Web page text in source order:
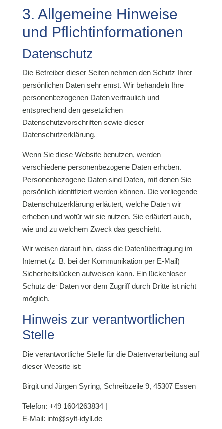
3. Allgemeine Hinweise
und Pflicht­informationen
Datenschutz
Die Betreiber dieser Seiten nehmen den Schutz Ihrer
persönlichen Daten sehr ernst. Wir behandeln Ihre
personenbezogenen Daten vertraulich und
entsprechend den gesetzlichen
Datenschutzvorschriften sowie dieser
Datenschutzerklärung.
Wenn Sie diese Website benutzen, werden
verschiedene personenbezogene Daten erhoben.
Personenbezogene Daten sind Daten, mit denen Sie
persönlich identifiziert werden können. Die vorliegende
Datenschutzerklärung erläutert, welche Daten wir
erheben und wofür wir sie nutzen. Sie erläutert auch,
wie und zu welchem Zweck das geschieht.
Wir weisen darauf hin, dass die Datenübertragung im
Internet (z. B. bei der Kommunikation per E-Mail)
Sicherheitslücken aufweisen kann. Ein lückenloser
Schutz der Daten vor dem Zugriff durch Dritte ist nicht
möglich.
Hinweis zur verantwortlichen
Stelle
Die verantwortliche Stelle für die Datenverarbeitung auf
dieser Website ist:
Birgit und Jürgen Syring, Schreibzeile 9, 45307 Essen
Telefon: +49 1604263834 |
E-Mail: info@sylt-idyll.de